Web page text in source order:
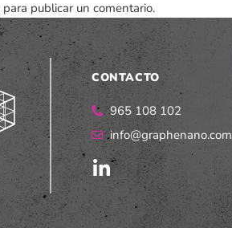
para publicar un comentario.
CONTACTO
965 108 102
info@graphenano.com